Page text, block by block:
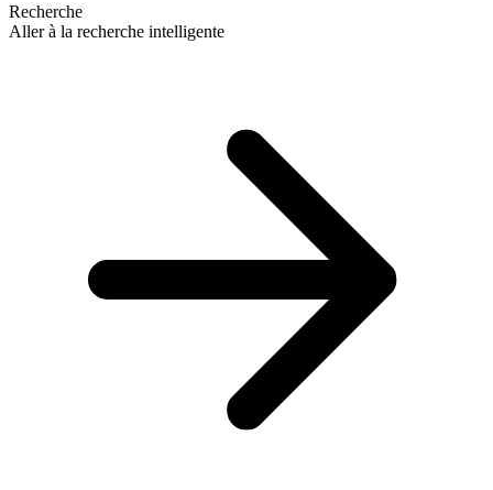
Recherche
Aller à la recherche intelligente